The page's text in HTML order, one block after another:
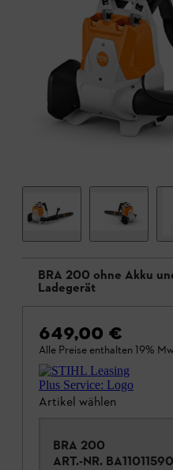
BRA 200 ohne Akku
Ladegerät
649,00 €
Alle Preise enthalten 19%
Artikel wählen
BRA 200
ART.-NR.